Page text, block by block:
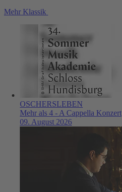
Mehr Klassik
OSCHERSLEBEN
Mehr als 4 - A Cappella Konzert
09. August 2026